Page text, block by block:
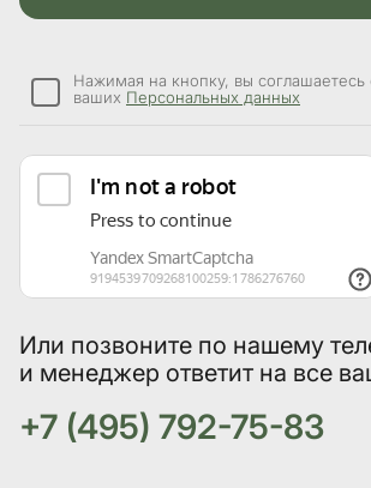
Или позвоните по нашему
и менеджер ответит на все
+7 (495) 792-75-83
Нажимая на кнопку, вы соглашаетесь
ваших Персональных данных